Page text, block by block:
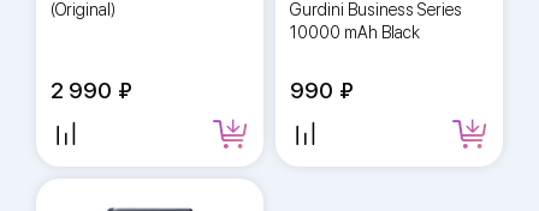
(Original)
2 990
Gurdini Business Series
10000 mAh Black
990